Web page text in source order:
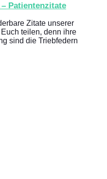
Patientenzitate
Zitate unserer
teilen, denn ihre
sind die Triebfedern